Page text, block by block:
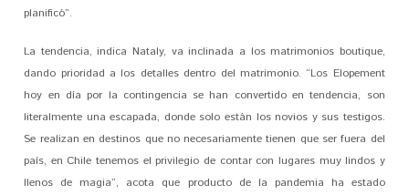
planificó”.
La tendencia, indica Nataly, va inclinada a los matrimonios boutique,
dando prioridad a los detalles dentro del matrimonio. “Los Elopement
hoy en día por la contingencia se han convertido en tendencia, son
literalmente una escapada, donde solo están los novios y sus testigos.
Se realizan en destinos que no necesariamente tienen que ser fuera del
país, en Chile tenemos el privilegio de contar con lugares muy lindos y
llenos de magia”, acota que producto de la pandemia ha estado